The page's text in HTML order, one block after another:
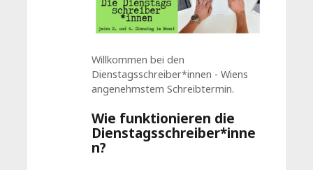
Willkommen bei den
Dienstagsschreiber*innen - Wiens
angenehmstem Schreibtermin.
Wie funktionieren die
Dienstagsschreiber*inne
n?